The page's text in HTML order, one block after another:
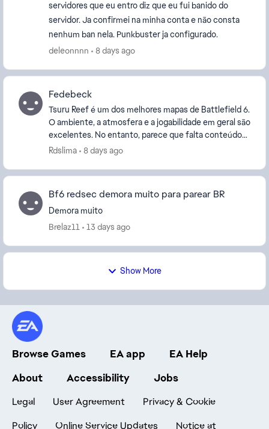
servidores que eu entro diz que eu fui banido do
servidor. Ja confirmei na minha conta e não consta
nenhum ban nela. Punkbuster ja configurado.
deleonnnn
8 days ago
Fedebeck
Tsuru Reef é um dos melhores mapas de Battlefield 6.
O ambiente, a atmosfera e a jogabilidade em geral são
excelentes. No entanto, parece que falta conteúdo
Rdslima 8 days ago
Bf6 redsec demora muito para parear BR
Demora muito
Brelaz11
13 days ago
Show More
Browse Games EA app
EA Help
About
Accessibility Jobs
Legal User Agreement
Privacy & Cookie
Policy
Online Service Updates Notice at